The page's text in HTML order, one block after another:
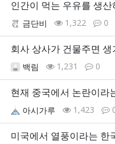
인간이 먹는 우유를 생
금단비 1,322 0
회사 상사가 건물주면 생
백림 1,231 0
현재 중국에서 논란이라
아시가루 1,423
미국에서 열풍이라는 한